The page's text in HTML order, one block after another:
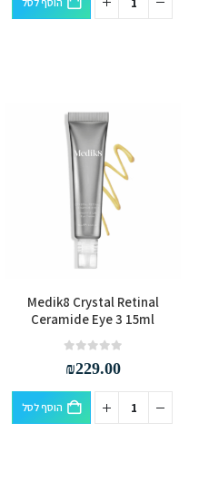
Medik8 Crystal Retinal
Ceramide Eye 3 15ml
₪229.00
הוסף לסל